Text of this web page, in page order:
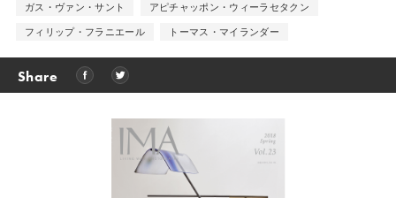
ガス・ヴァン・サント
アピチャッポン・ウィーラセタクン
フィリップ・フラニエール
トーマス・マイランダー
Share